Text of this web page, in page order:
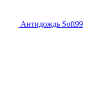
Антидождь Soft99